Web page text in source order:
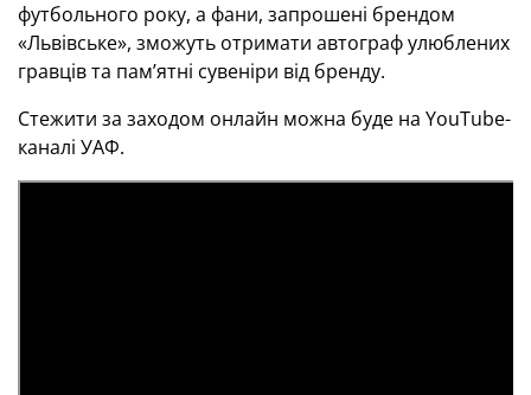
футбольного року, а фани, запрошені брендом
«Львівське», зможуть отримати автограф улюблених
гравців та пам’ятні сувеніри від бренду.
Стежити за заходом онлайн можна буде на YouTube-
каналі УАФ.